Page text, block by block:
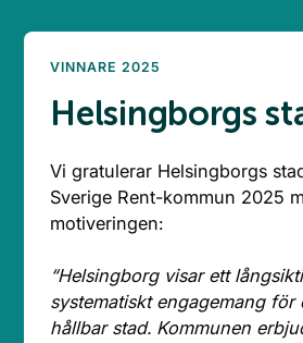
VINNARE 2025
Helsingborgs
Vi gratulerar Helsingborgs
Sverige Rent-kommun 2025
motiveringen:
“Helsingborg visar ett
systematiskt engagemang för
hållbar stad. Kommunen